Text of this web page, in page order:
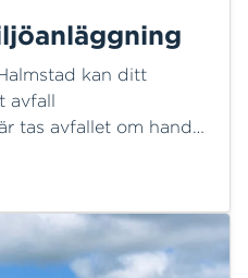
kan ditt
avfall
tas avfallet om hand
om hur du hittar hit